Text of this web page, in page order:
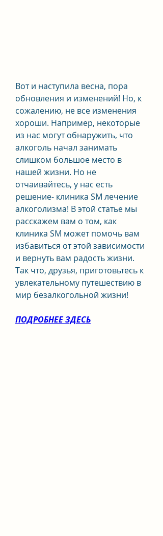
Вот и наступила весна, пора
обновления и изменений! Но, к
сожалению, не все изменения
хороши. Например, некоторые
из нас могут обнаружить, что
алкоголь начал занимать
слишком большое место в
нашей жизни. Но не
отчаивайтесь, у нас есть
решение- клиника SM лечение
алкоголизма! В этой статье мы
расскажем вам о том, как
клиника SM может помочь вам
избавиться от этой зависимости
и вернуть вам радость жизни.
Так что, друзья, приготовьтесь к
увлекательному путешествию в
мир безалкогольной жизни!
ПОДРОБНЕЕ ЗДЕСЬ